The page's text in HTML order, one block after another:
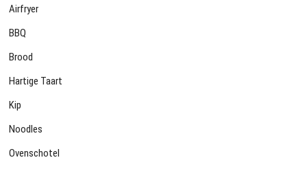
Airfryer
BBQ
Brood
Hartige Taart
Kip
Noodles
Ovenschotel